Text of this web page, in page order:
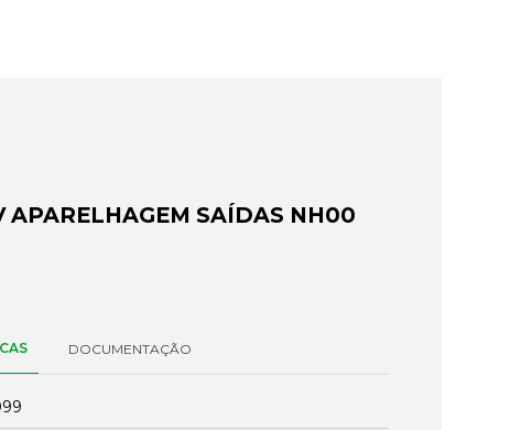
APARELHAGEM SAÍDAS NH00
DOCUMENTAÇÃO